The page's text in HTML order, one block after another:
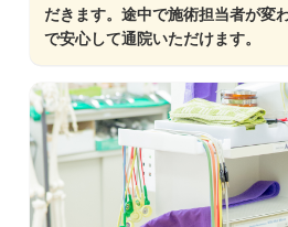
だきます。途中で施術担当者が変
で安心して通院いただけます。